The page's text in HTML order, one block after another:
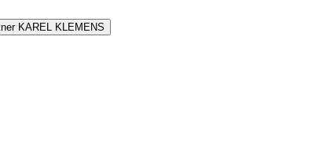
KAREL KLEMENS